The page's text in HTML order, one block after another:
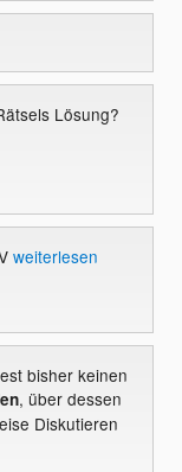
Lösung?
weiterlesen
bisher keinen
, über dessen
Diskutieren